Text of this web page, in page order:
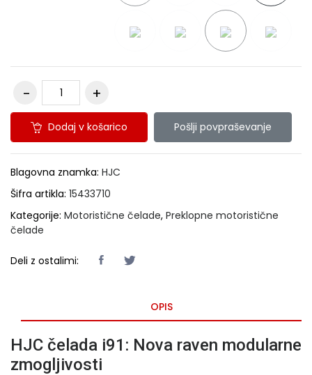
Dodaj v košarico Pošlji povpraševanje
Blagovna znamka: HJC
Šifra artikla: 15433710
Kategorije: Motoristične čelade, Preklopne motoristične
čelade
Deli z ostalimi:
OPIS
HJC čelada i91: Nova raven modularne
zmogljivosti